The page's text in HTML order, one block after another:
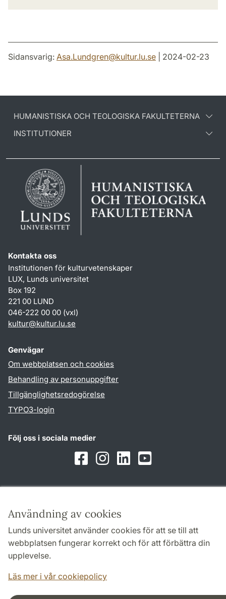
Användning av cookies
Lunds universitet använder cookies för att se till att
webbplatsen fungerar korrekt och för att förbättra din
upplevelse.
Läs mer i vår cookiepolicy
Sidansvarig: Asa.Lundgren@kultur.lu.se | 2024-02-23
HUMANISTISKA OCH TEOLOGISKA FAKULTETERNA
INSTITUTIONER
Kontakta oss
Institutionen för kulturvetenskaper
LUX, Lunds universitet
Box 192
221 00 LUND
046-222 00 00 (vxl)
kultur@kultur.lu.se
Genvägar
Om webbplatsen och cookies
Behandling av personuppgifter
Tillgänglighetsredogörelse
TYPO3-login
Följ oss i sociala medier
FacebookInstagramLinkedInYoutube
Samarbeten och nätverk